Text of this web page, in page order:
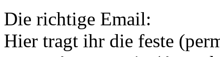
Die richtige Email:
Hier tragt ihr die feste